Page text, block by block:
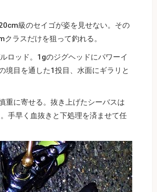
級のセイゴが姿を見せない。その
ラスだけを狙って釣れる。
ロッド。1gのジグヘッドにパワーイ
境目を通した1投目、水面にギラリと
重に寄せる。抜き上げたシーバスは
手早く血抜きと下処理を済ませて任